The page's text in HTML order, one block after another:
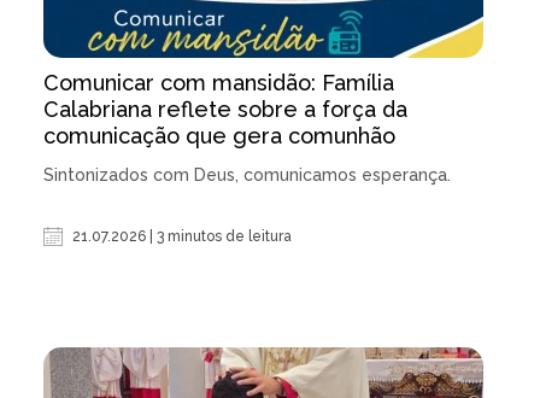
Comunicar com mansidão: Família
Calabriana reflete sobre a força da
comunicação que gera comunhão
Sintonizados com Deus, comunicamos esperança.
21.07.2026 | 3 minutos de leitura